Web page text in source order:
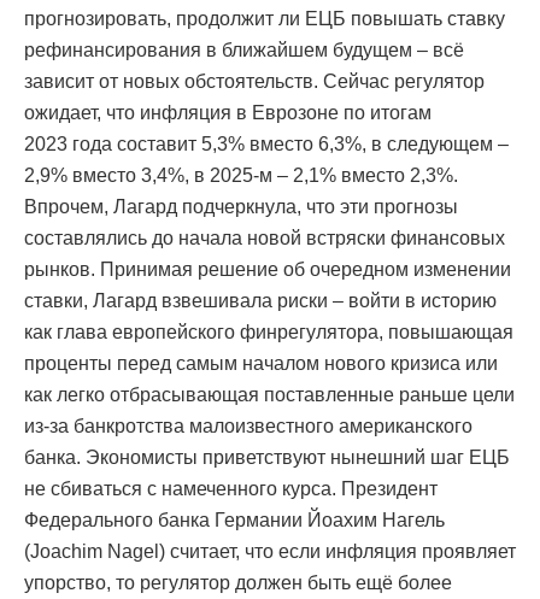
прогнозировать, продолжит ли ЕЦБ повышать ставку
рефинансирования в ближайшем будущем – всё
зависит от новых обстоятельств. Сейчас регулятор
ожидает, что инфляция в Еврозоне по итогам
2023 года составит 5,3% вместо 6,3%, в следующем –
2,9% вместо 3,4%, в 2025-м – 2,1% вместо 2,3%.
Впрочем, Лагард подчеркнула, что эти прогнозы
составлялись до начала новой встряски финансовых
рынков. Принимая решение об очередном изменении
ставки, Лагард взвешивала риски – войти в историю
как глава европейского финрегулятора, повышающая
проценты перед самым началом нового кризиса или
как легко отбрасывающая поставленные раньше цели
из-за банкротства малоизвестного американского
банка. Экономисты приветствуют нынешний шаг ЕЦБ
не сбиваться с намеченного курса. Президент
Федерального банка Германии Йоахим Нагель
(Joachim Nagel) считает, что если инфляция проявляет
упорство, то регулятор должен быть ещё более